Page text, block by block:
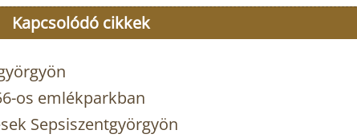
Kapcsolódó cikkek
os emlékparkban
Sepsiszentgyörgyön